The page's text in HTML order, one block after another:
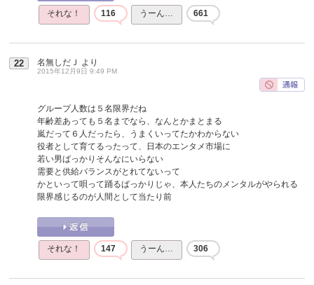
それな！ 116 うーん… 661
22 名無しだＪ より
2015年12月9日 9:49 PM
グループ人数は５名限界だね
年齢差あっても５名までなら、なんとかまとまる
嵐だって６人だったら、うまくいってたかわからない
役者として育てるったって、日本のエンタメ市場に
若い男ばっかりそんなにいらない
需要と供給バランスがとれてないって
かといって唄って踊るばっかりじゃ、本人たちのメンタルがやられる
限界感じるのが人間として当たり前
それな！ 147 うーん… 306